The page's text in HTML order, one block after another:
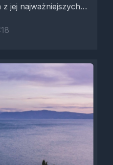
jej najważniejszych
św.